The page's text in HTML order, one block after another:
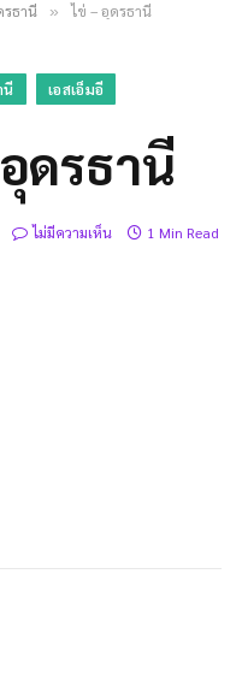
รธานี » ไข่ – อุดรธานี
นี เอสเอ็มอี
ดรธานี
ไม่มีความเห็น 1 Min Read